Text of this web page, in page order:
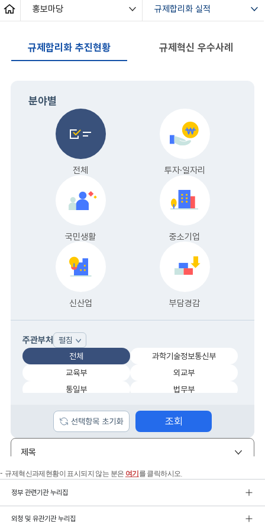
규제혁신과제현황이 표시되지 않는 분은 여기 를 클릭하시오.
정부 관련기관 누리집
외청 및 유관기관 누리집